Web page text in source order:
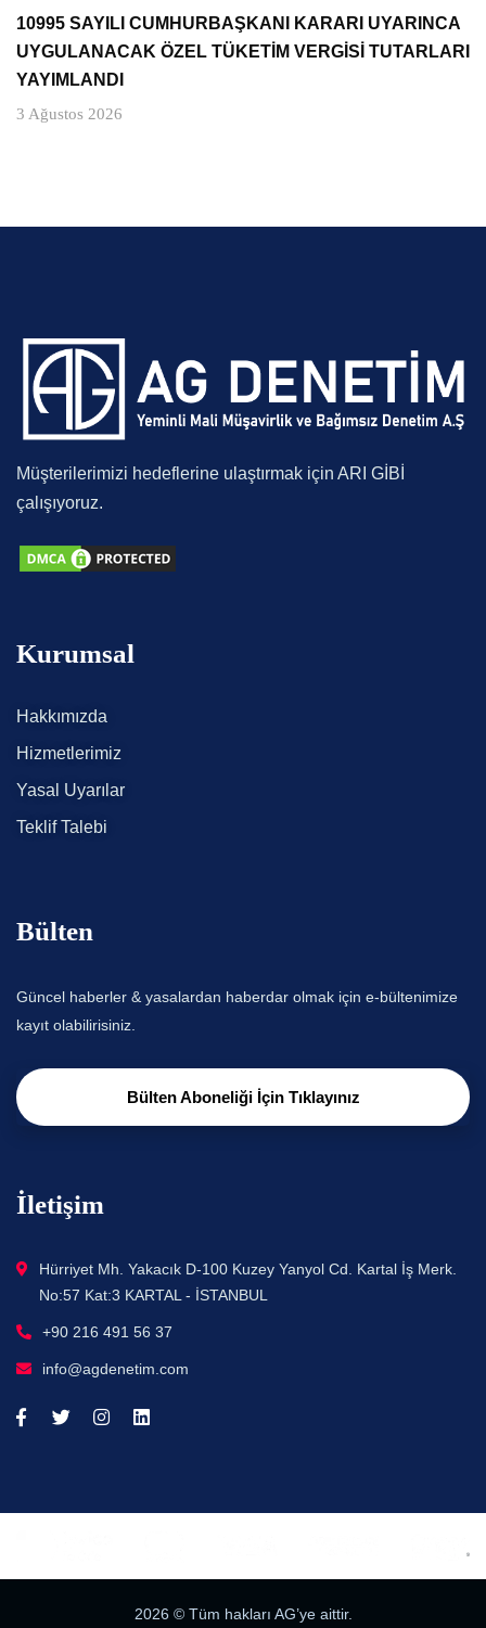
10995 SAYILI CUMHURBAŞKANI KARARI UYARINCA
UYGULANACAK ÖZEL TÜKETİM VERGİSİ TUTARLARI
YAYIMLANDI
3 Ağustos 2026
Müşterilerimizi hedeflerine ulaştırmak için ARI GİBİ
çalışıyoruz.
Kurumsal
Hakkımızda
Hizmetlerimiz
Yasal Uyarılar
Teklif Talebi
Bülten
Güncel haberler & yasalardan haberdar olmak için e-bültenimize
kayıt olabilirisiniz.
Bülten Aboneliği İçin Tıklayınız
İletişim
Hürriyet Mh. Yakacık D-100 Kuzey Yanyol Cd. Kartal İş Merk.
No:57 Kat:3 KARTAL - İSTANBUL
+90 216 491 56 37
info@agdenetim.com
2026 © Tüm hakları AG’ye aittir.